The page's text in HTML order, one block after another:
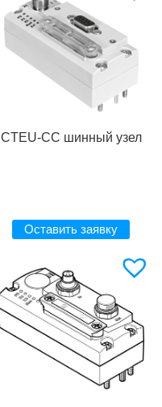
CTEU-CC шинный узел
Оставить заявку